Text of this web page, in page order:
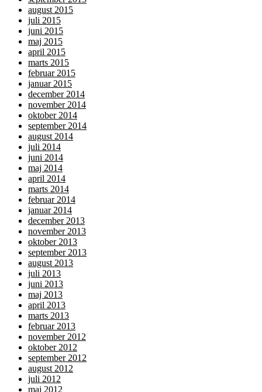
august 2015
juli 2015
juni 2015
maj 2015
april 2015
marts 2015
februar 2015
januar 2015
december 2014
november 2014
oktober 2014
september 2014
august 2014
juli 2014
juni 2014
maj 2014
april 2014
marts 2014
februar 2014
januar 2014
december 2013
november 2013
oktober 2013
september 2013
august 2013
juli 2013
juni 2013
maj 2013
april 2013
marts 2013
februar 2013
november 2012
oktober 2012
september 2012
august 2012
juli 2012
maj 2012